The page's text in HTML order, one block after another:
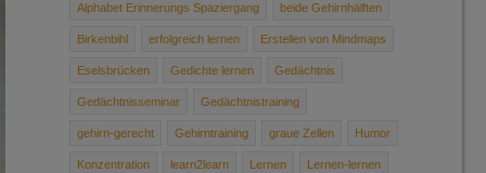
Alphabet ­Erinnerungs ­Spaziergang beide Gehirnhälften
Birkenbihl erfolgreich lernen Erstellen von Mindmaps
Eselsbrücken Gedichte ­lernen Gedächtnis
Gedächtnisseminar Gedächtnis­training
gehirn-gerecht Gehirntraining graue Zellen Humor
Konzentration learn2learn Lernen Lernen-lernen